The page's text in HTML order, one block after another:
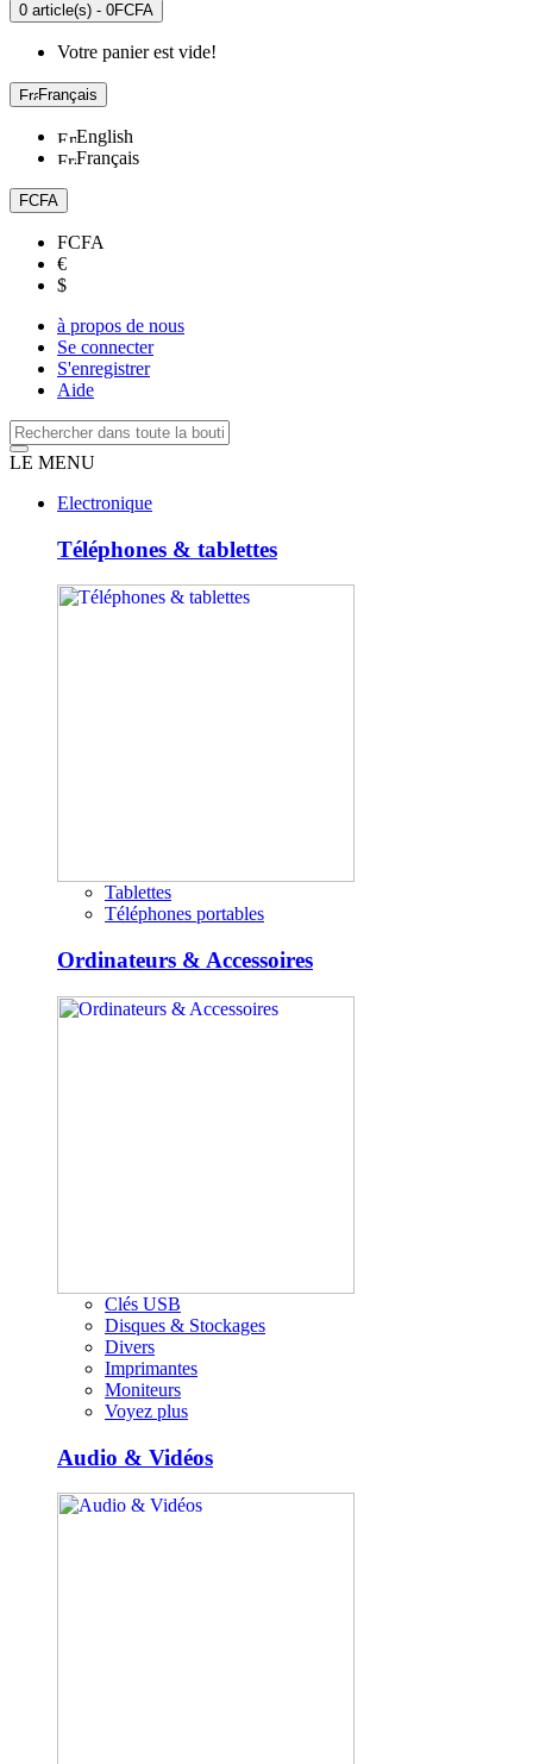
0 article(s) - 0FCFA
Votre panier est vide!
Français
English
Français
FCFA
FCFA
€
$
à propos de nous
Se connecter
S'enregistrer
Aide
LE MENU
Electronique
Téléphones & tablettes
Tablettes
Téléphones portables
Ordinateurs & Accessoires
Clés USB
Disques & Stockages
Divers
Imprimantes
Moniteurs
Voyez plus
Audio & Vidéos